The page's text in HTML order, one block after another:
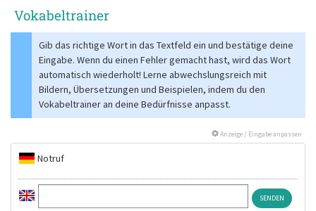
Vokabeltrainer
Gib das richtige Wort in das Textfeld ein und bestätige deine
Eingabe. Wenn du einen Fehler gemacht hast, wird das Wort
automatisch wiederholt! Lerne abwechslungsreich mit
Bildern, Übersetzungen und Beispielen, indem du den
Vokabeltrainer an deine Bedürfnisse anpasst.
Anzeige / Eingabe anpassen
Notruf